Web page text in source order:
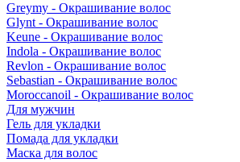
Greymy - Окрашивание волос
Glynt - Окрашивание волос
Keune - Окрашивание волос
Indola - Окрашивание волос
Revlon - Окрашивание волос
Sebastian - Окрашивание волос
Moroccanoil - Окрашивание волос
Для мужчин
Гель для укладки
Помада для укладки
Маска для волос